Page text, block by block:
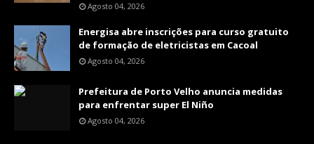
Agosto 04, 2026
Energisa abre inscrições para curso gratuito
de formação de eletricistas em Cacoal
Agosto 04, 2026
Prefeitura de Porto Velho anuncia medidas
para enfrentar super El Niño
Agosto 04, 2026